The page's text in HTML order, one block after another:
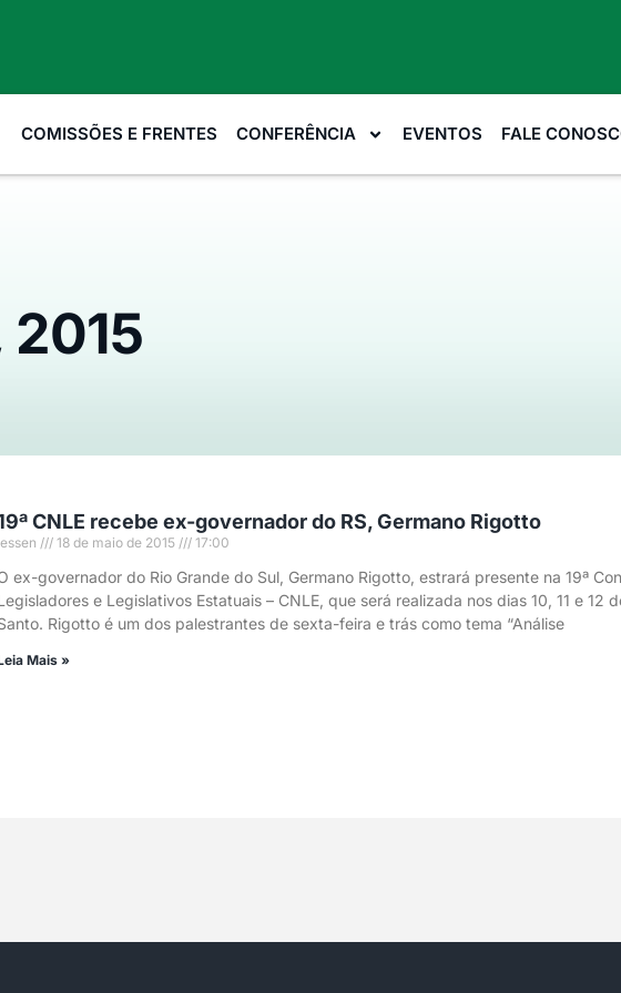
COMISSÕES E FRENTES CONFERÊNCIA EVENTOS FALE
2015
CNLE recebe ex-governador do RS, Germano Rigotto
18 de maio de 2015 17:00
ex-governador do Rio Grande do Sul, Germano Rigotto, estrará presente na 19ª
e Legislativos Estatuais – CNLE, que será realizada nos dias 10, 11 e 12
Rigotto é um dos palestrantes de sexta-feira e trás como tema “Análise
Mais »